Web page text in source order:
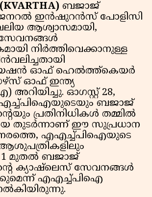
ബജാജ്
ഇൻഷുറൻസ് പോളിസി
ആശ്വാസമായി,
നിർത്തിവെക്കാനുള്ള
ഓഫ് ഹെൽത്ത്‌കെയർ
ഓഫ് ഇന്ത്യ
ഓഗസ്റ്റ് 28,
ബജാജ്
പ്രതിനിധികൾ തമ്മിൽ
തുടർന്നാണ് ഈ സുപ്രധാന
എഎച്ച്പിഐയുടെ
1 മുതൽ ബജാജ്
ക്യാഷ്‌ലെസ് സേവനങ്ങൾ
എഎച്ച്പിഐ